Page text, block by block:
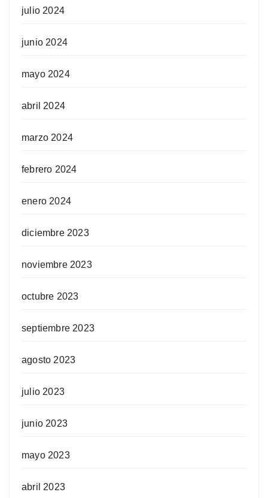
julio 2024
junio 2024
mayo 2024
abril 2024
marzo 2024
febrero 2024
enero 2024
diciembre 2023
noviembre 2023
octubre 2023
septiembre 2023
agosto 2023
julio 2023
junio 2023
mayo 2023
abril 2023